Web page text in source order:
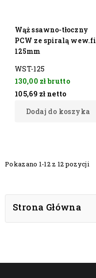
Wąż ssawno-tłoczny
PCW ze spiralą wew.fi
125mm
WST-125
130,00 złbrutto
105,69 zł netto
Dodaj do koszyka
Pokazano 1-12 z 12 pozycji
Strona Główna